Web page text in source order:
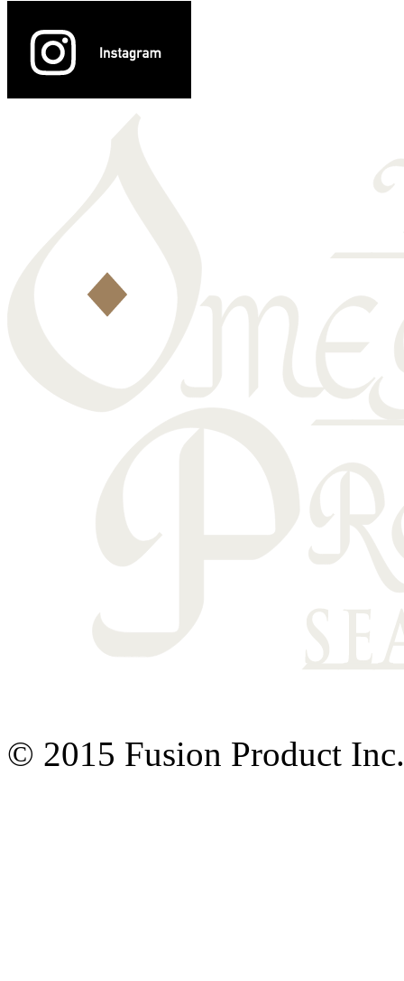
© 2015 Fusion Product Inc.